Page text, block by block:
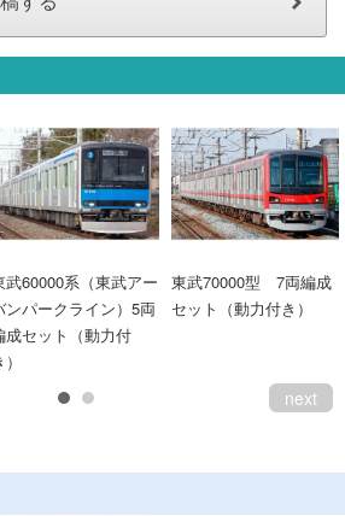
武60000系（東武アー
ンパークライン）5両
成セット（動力付
東武70000型 7両編成
セット（動力付き）
next